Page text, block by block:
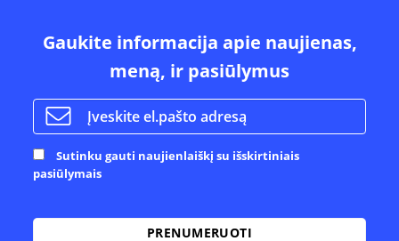
Gaukite informacija apie naujienas,
meną, ir pasiūlymus
Sutinku gauti naujienlaiškį su išskirtiniais
pasiūlymais